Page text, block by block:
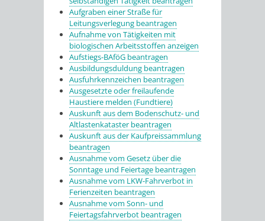
Aufgraben einer Straße für
Leitungsverlegung beantragen
Aufnahme von Tätigkeiten mit
biologischen Arbeitsstoffen anzeigen
Aufstiegs-BAföG beantragen
Ausbildungsduldung beantragen
Ausfuhrkennzeichen beantragen
Ausgesetzte oder freilaufende
Haustiere melden (Fundtiere)
Auskunft aus dem Bodenschutz- und
Altlastenkataster beantragen
Auskunft aus der Kaufpreissammlung
beantragen
Ausnahme vom Gesetz über die
Sonntage und Feiertage beantragen
Ausnahme vom LKW-Fahrverbot in
Ferienzeiten beantragen
Ausnahme vom Sonn- und
Feiertagsfahrverbot beantragen